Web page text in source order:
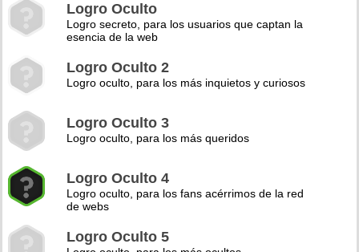
Logro Oculto
Logro secreto, para los usuarios que captan la
esencia de la web
Logro Oculto 2
Logro oculto, para los más inquietos y curiosos
Logro Oculto 3
Logro oculto, para los más queridos
Logro Oculto 4
Logro oculto, para los fans acérrimos de la red
de webs
Logro Oculto 5